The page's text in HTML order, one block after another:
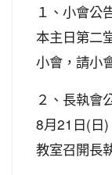
１、小會公
本主日第二
小會，請小
２、長執會
8月21日(日
教室召開長